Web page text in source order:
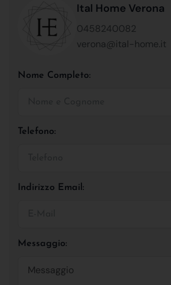
Ital Home Verona
0458240082
verona@ital-home.it
Nome Completo:
Telefono:
Indirizzo Email:
Messaggio: